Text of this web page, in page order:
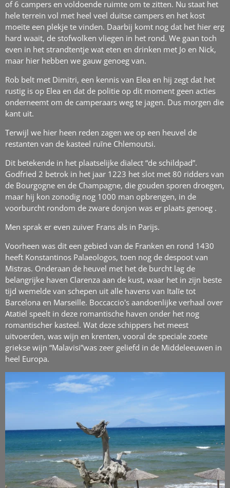
of 6 campers en voldoende ruimte om te zitten. Nu staat het
hele terrein vol met heel veel duitse campers en het kost
moeite een plekje te vinden. Daarbij komt nog dat het hier erg
hard waait, de stofwolken vliegen in het rond. We gaan toch
even in het strandtentje wat eten en drinken met Jo en Nick,
maar hier hebben we gauw genoeg van.
Rob belt met Dimitri, een kennis van Elea en hij zegt dat het
rustig is op Elea en dat de politie op dit moment geen acties
onderneemt om de camperaars weg te jagen. Dus morgen die
kant uit.
Terwijl we hier heen reden zagen we op een heuvel de
restanten van de kasteel ruīne Chlemoutsi.
Dit betekende in het plaatselijke dialect “de schildpad”.
Godfried 2 betrok in het jaar 1223 het slot met 80 ridders van
de Bourgogne en de Champagne, die gouden sporen droegen,
maar hij kon zonodig nog 1000 man opbrengen, in de
voorburcht rondom de zware donjon was er plaats genoeg .
Men sprak er even zuiver Frans als in Parijs.
Voorheen was dit een gebied van de Franken en rond 1430
heeft Konstantinos Palaeologos, toen nog de despoot van
Mistras. Onderaan de heuvel met het de burcht lag de
belangrijke haven Clarenza aan de kust, waar het in zijn beste
tijd wemelde van schepen uit alle havens van Italīe tot
Barcelona en Marseille. Boccaccio's aandoenlijke verhaal over
Atatiel speelt in deze romantische haven onder het nog
romantischer kasteel. Wat deze schippers het meest
uitvoerden, was wijn en krenten, vooral de speciale zoete
griekse wijn “Malavisi”was zeer geliefd in de Middeleeuwen in
heel Europa.